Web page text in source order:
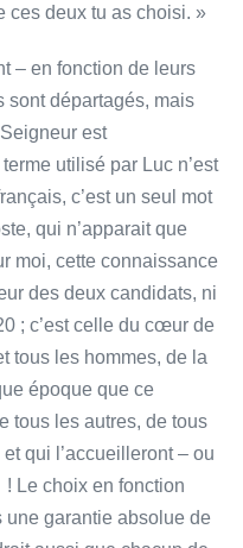
ces deux tu as choisi. »
– en fonction de leurs
sont départagés, mais
est
utilisé par Luc n’est
c’est un seul mot
qui n’apparait que
moi, cette connaissance
des deux candidats, ni
; c’est celle du cœur de
tous les hommes, de la
époque que ce
tous les autres, de tous
qui l’accueilleront – ou
Le choix en fonction
une garantie absolue de